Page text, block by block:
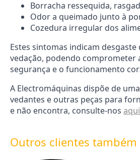
Borracha ressequida,
Odor a queimado junto à
Cozedura irregular dos
Estes sintomas indicam desgaste
vedação, podendo comprometer
segurança e o funcionamento
A Electromáquinas dispõe de
vedantes e outras peças para
e não encontra, consulte-nos aqui
Outros clientes